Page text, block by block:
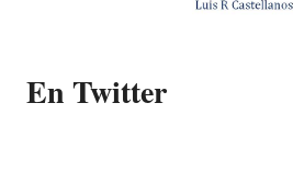
En Twitter